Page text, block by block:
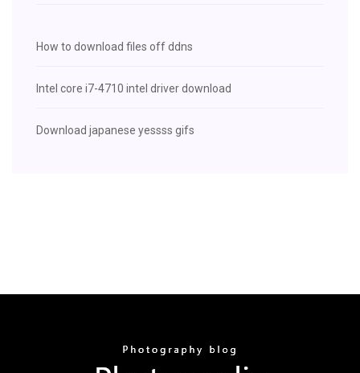
How to download files off ddns
Intel core i7-4710 intel driver download
Download japanese yessss gifs